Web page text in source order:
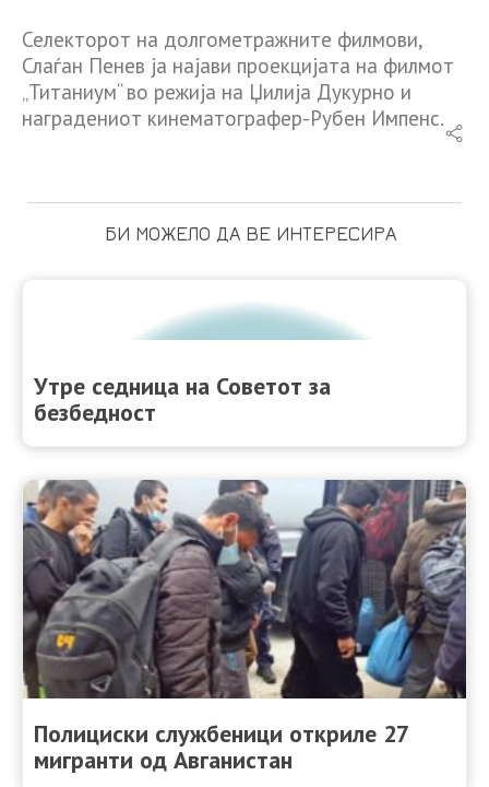
Селекторот на долгометражните филмови,
Слаѓан Пенев ја најави проекцијата на филмот
„Титаниум“ во режија на Џилија Дукурно и
наградениот кинематографер-Рубен Импенс.
БИ МОЖЕЛО ДА ВЕ ИНТЕРЕСИРА
Утре седница на Советот за
безбедност
Полициски службеници откриле 27
мигранти од Авганистан